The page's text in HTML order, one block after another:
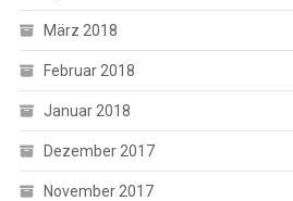
März 2018
Februar 2018
Januar 2018
Dezember 2017
November 2017